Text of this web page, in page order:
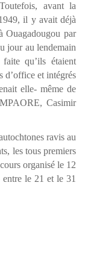
avant la
il y avait déjà
Ouagadougou par
jour au lendemain
qu’ils étaient
d’office et intégrés
elle- même de
Casimir
ravis au
les tous premiers
organisé le 12
le 21 et le 31